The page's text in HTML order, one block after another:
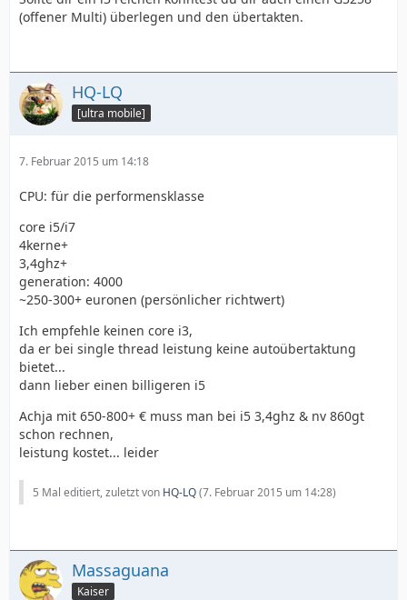
(offener Multi) überlegen und den übertakten.
HQ-LQ
[ultra mobile]
7. Februar 2015 um 14:18
CPU: für die performensklasse
core i5/i7
4kerne+
3,4ghz+
generation: 4000
~250-300+ euronen (persönlicher richtwert)
Ich empfehle keinen core i3,
da er bei single thread leistung keine autoübertaktung
bietet...
dann lieber einen billigeren i5
Achja mit 650-800+ € muss man bei i5 3,4ghz & nv 860gt
schon rechnen,
leistung kostet... leider
5 Mal editiert, zuletzt von HQ-LQ(7. Februar 2015 um 14:28)
Massaguana
Kaiser